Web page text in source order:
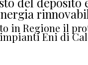
in Regione il
Eni di